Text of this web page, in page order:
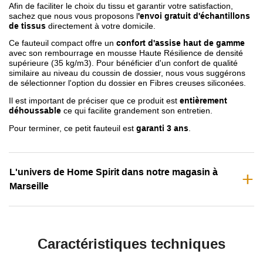
Afin de faciliter le choix du tissu et garantir votre satisfaction,
sachez que nous vous proposons l'envoi gratuit d'échantillons
de tissus directement à votre domicile.
Ce fauteuil compact offre un confort d'assise haut de gamme
avec son rembourrage en mousse Haute Résilience de densité
supérieure (35 kg/m3). Pour bénéficier d'un confort de qualité
similaire au niveau du coussin de dossier, nous vous suggérons
de sélectionner l'option du dossier en Fibres creuses siliconées.
Il est important de préciser que ce produit est entièrement
déhoussable ce qui facilite grandement son entretien.
Pour terminer, ce petit fauteuil est garanti 3 ans
L'univers de Home Spirit dans notre magasin à
Marseille
Caractéristiques techniques